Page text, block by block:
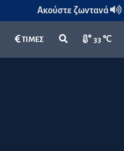
Ακούστε ζωντανά
ΤΙΜΕΣ 33 ℃